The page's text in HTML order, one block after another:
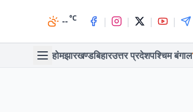
--°C | | | |
होमझारखण्डबिहारउत्तर प्रदेशपश्चिम बंगाल